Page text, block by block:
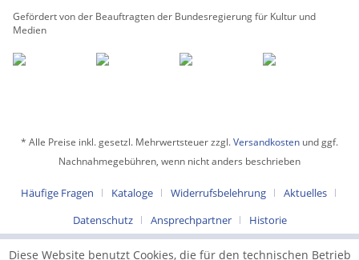
Gefördert von der Beauftragten der Bundesregierung für Kultur und
Medien
* Alle Preise inkl. gesetzl. Mehrwertsteuer zzgl.Versandkosten und ggf.
Nachnahmegebühren, wenn nicht anders beschrieben
Häufige Fragen Kataloge Widerrufsbelehrung
Aktuelles
Datenschutz
Ansprechpartner Historie
Diese Website benutzt Cookies, die für den technischen Betrieb